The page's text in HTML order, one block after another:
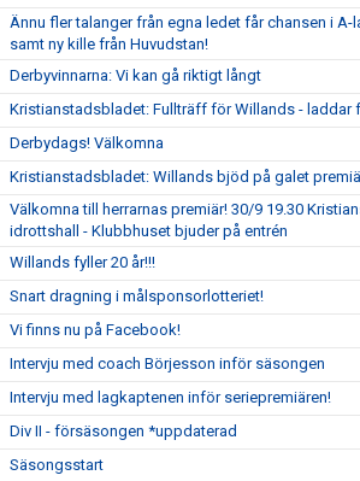
Ännu fler talanger från egna ledet får chansen i A-
samt ny kille från Huvudstan!
Derbyvinnarna: Vi kan gå riktigt långt
Kristianstadsbladet: Fullträff för Willands - laddar
Derbydags! Välkomna
Kristianstadsbladet: Willands bjöd på galet
Välkomna till herrarnas premiär! 30/9 19.30
idrottshall - Klubbhuset bjuder på entrén
Willands fyller 20 år!!!
Snart dragning i målsponsorlotteriet!
Vi finns nu på Facebook!
Intervju med coach Börjesson inför säsongen
Intervju med lagkaptenen inför seriepremiären!
Div II - försäsongen *uppdaterad
Säsongsstart